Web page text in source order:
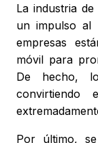
La industria
un impulso al
empresas
móvil para
De hecho,
convirtiendo
Por último,